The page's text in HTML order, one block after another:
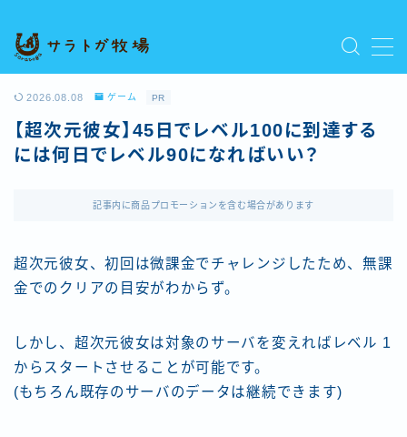
MENU
プライバシーポリシー
利用規約／特定商取引法に基づく表記
新着記事を読む
運営者情報
2026.08.08 ゲーム PR
【超次元彼女】45日でレベル100に到達する
には何日でレベル90になればいい？
記事内に商品プロモーションを含む場合があります
超次元彼女、初回は微課金でチャレンジしたため、無課
金でのクリアの目安がわからず。
しかし、超次元彼女は対象のサーバを変えればレベル 1
からスタートさせることが可能です。
(もちろん既存のサーバのデータは継続できます)